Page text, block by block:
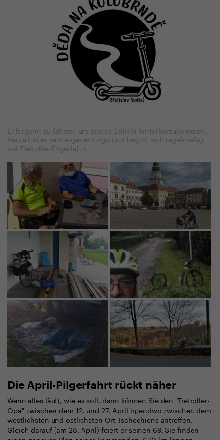
Er begann zu fahren, um seinen Enkeln hinterherzukommen,
heute hat er sein eigenes Logo und begibt sich regelmäßig
auf Tretroller-Pilgerfahrt.
Die April-Pilgerfahrt rückt näher
Wenn alles läuft, wie es soll, dann können Sie den "Tretroller-
Opa" zwischen dem 12. und 27. April irgendwo zwischen dem
westlichsten und östlichsten Ort Tschechiens antreffen.
Gleich darauf (am 28. April) feiert er seinen 69. Sie finden